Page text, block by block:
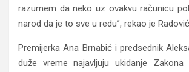
razumem da neko uz ovakvu računicu
narod da je to sve u redu”, rekao je
Premijerka Ana Brnabić i predsednik
duže vreme najavljuju ukidanje Zakona